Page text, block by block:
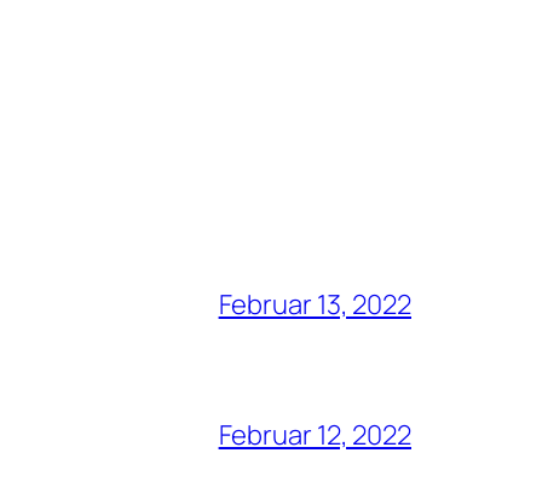
Februar 13, 2022
Februar 12, 2022